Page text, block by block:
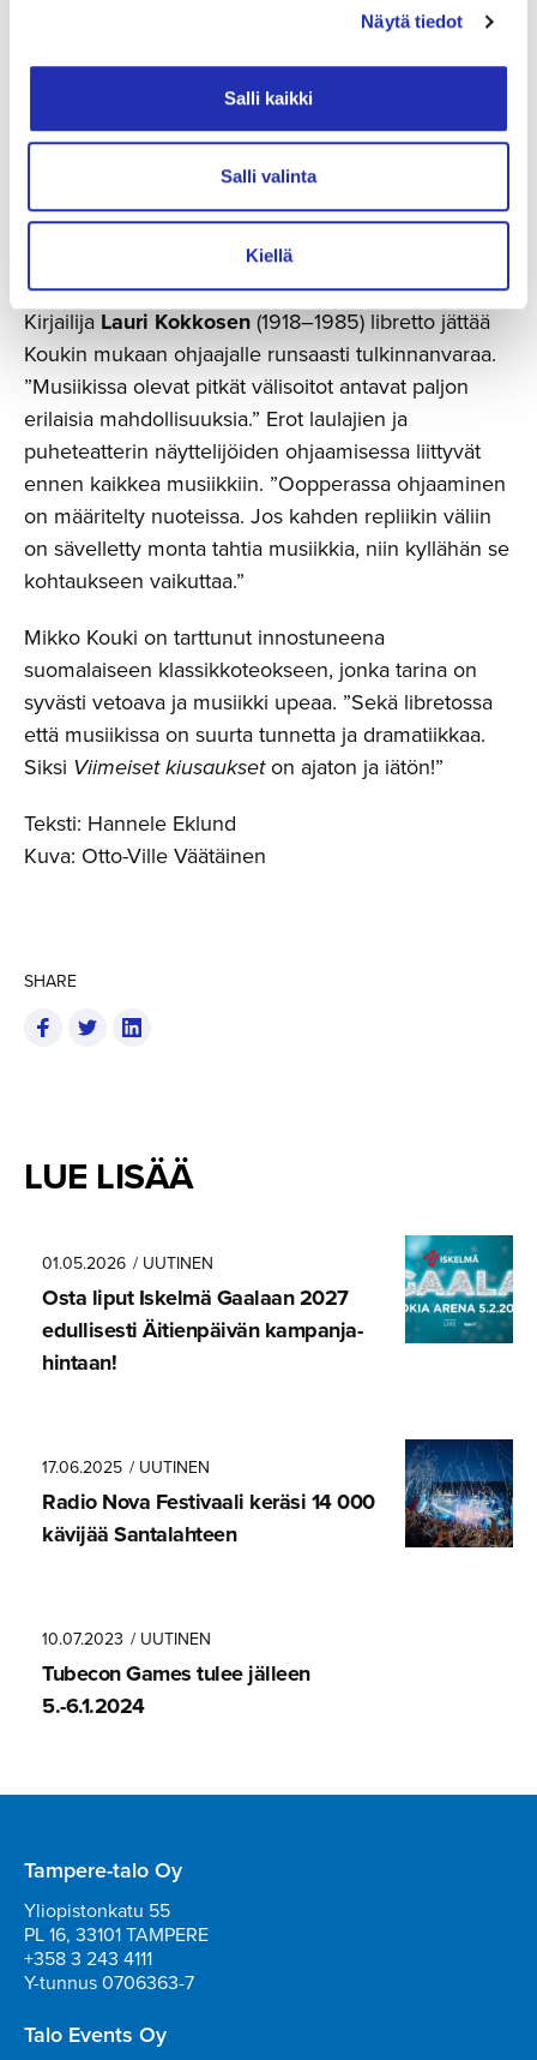
Näytä tiedot
Salli kaikki
Salli valinta
Kiellä
SHARE
PuvustajaTiina Valkamaon niin ikään Mikko
Koukille teatterin puolelta tuttu, ja myös hänen
taitava näkemyksensä saa ohjaajalta kiitosta.
”Pukujenkin kautta kerrotaan tarinaa, ja niissä
saattaa olla mukana symboliikkaa ja ehkä
yllätyksellisyyttä, jota tämän teoksen aiemmissa
toteutuksissa ei ole nähty.”
Kirjailija Lauri Kokkosen(1918–1985) libretto jättää
Koukin mukaan ohjaajalle runsaasti tulkinnanvaraa.
”Musiikissa olevat pitkät välisoitot antavat paljon
erilaisia mahdollisuuksia.” Erot laulajien ja
puheteatterin näyttelijöiden ohjaamisessa liittyvät
ennen kaikkea musiikkiin. ”Oopperassa ohjaaminen
on määritelty nuoteissa. Jos kahden repliikin väliin
on sävelletty monta tahtia musiikkia, niin kyllähän se
kohtaukseen vaikuttaa.”
Mikko Kouki on tarttunut innostuneena
suomalaiseen klassikkoteokseen, jonka tarina on
syvästi vetoava ja musiikki upeaa. ”Sekä libretossa
että musiikissa on suurta tunnetta ja dramatiikkaa.
Siksi Viimeiset kiusaukseton ajaton ja iätön!”
Teksti: Hannele Eklund
Kuva: Otto-Ville Väätäinen
LUE LISÄÄ
01.05.2026 / UUTINEN
Osta liput Iskelmä Gaalaan 2027
edullisesti Äitienpäivän kampanja­
hintaan!
17.06.2025 / UUTINEN
Radio Nova Festivaali keräsi 14 000
kävijää Santalahteen
10.07.2023 / UUTINEN
Tubecon Games tulee jälleen
5.-6.1.2024
Tampere-talo Oy
Yliopistonkatu 55
PL 16, 33101 TAMPERE
+358 3 243 4111
Y-tunnus 0706363-7
Talo Events Oy